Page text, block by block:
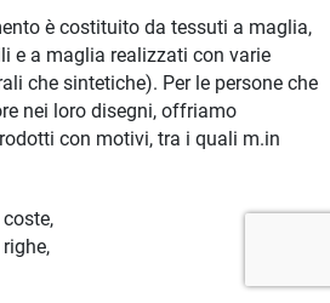
è costituito da tessuti a maglia,
e a maglia realizzati con varie
che sintetiche). Per le persone che
nei loro disegni, offriamo
con motivi, tra i quali m.in